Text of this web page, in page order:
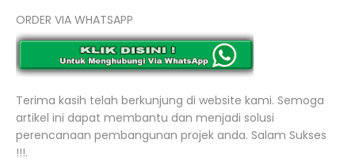
ORDER VIA WHATSAPP
Terima kasih telah berkunjung di website kami. Semoga
artikel ini dapat membantu dan menjadi solusi
perencanaan pembangunan projek anda. Salam Sukses
!!!.